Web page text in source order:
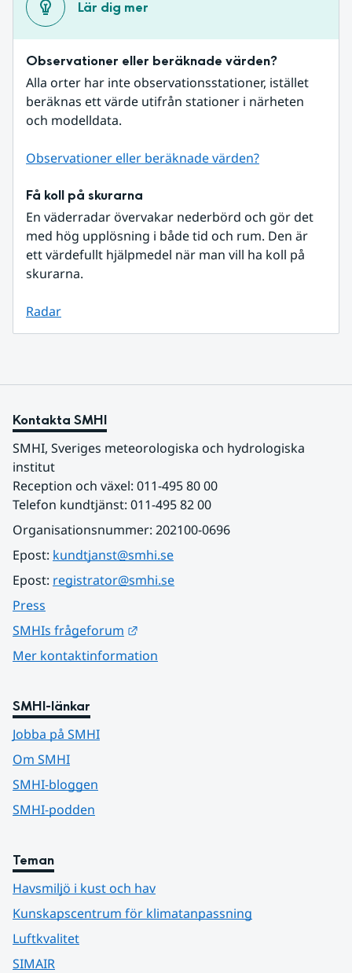
Lär dig mer
Observationer eller beräknade värden?
Alla orter har inte observationsstationer, istället
beräknas ett värde utifrån stationer i närheten
och modelldata.
Observationer eller beräknade värden?
Få koll på skurarna
En väderradar övervakar nederbörd och gör det
med hög upplösning i både tid och rum. Den är
ett värdefullt hjälpmedel när man vill ha koll på
skurarna.
Radar
Kontakta SMHI
SMHI, Sveriges meteorologiska och hydrologiska
institut
Reception och växel: 011-495 80 00
Telefon kundtjänst: 011-495 82 00
Organisationsnummer: 202100-0696
Epost: kundtjanst@smhi.se
Epost: registrator@smhi.se
Press
SMHIs frågeforum
Mer kontaktinformation
SMHI-länkar
Jobba på SMHI
Om SMHI
SMHI-bloggen
SMHI-podden
Teman
Havsmiljö i kust och hav
Kunskapscentrum för klimatanpassning
Luftkvalitet
SIMAIR